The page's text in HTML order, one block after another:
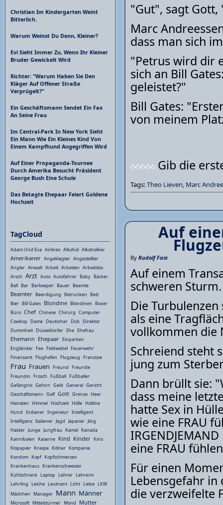
"Gut", sagt
Marc
dass man sich
"Petrus wird dir
sich an Bill
geleistet?"
Bill Gates:
von meinem
Gib die
Tags:Theo Lieven, Marc
Auf
By Rudolf Faix
Auf einem
schweren Sturm.
Die
als eine
vollkommen die
Schreiend steht
jung zum
Dann brüllt sie:
dass meine
hatte Sex in
wie eine FRAU
eine FRAU
Für einen
Lebensgefahr
die verzweifelte
Christian Im Kindergarten Weint
Bitterlich.
Warum Weinst Du Denn, Kleiner?
Evi Sieht Immer Zu, Wenn Ihr Kleiner
Bruder Gewickelt Wird
Richter: "Warum Haben Sie Den
Kläger Auf Offener Straße
Verprügelt?"
Ein Geschäftsmann Sendet Ein Fax
An Seine Frau
Im Central-Park In New York Sieht
Ein Mann Wie Ein Kleines Kind Von
Einem Kampfhund Angegriffen Wird
Auf Einer Propaganda-Tournee
Durch Amerika Besucht Präsident
George Bush Eine Schule
Das Betagte Ehepaar Feiert Goldene
Hochzeit
TagCloud
Adam Und Eva Airlines Alkohol Alkoholiker
Amerikaner Angeklagter Angestellter
Angler Anwalt Arbeit Arbeiten Arbeitslos
Arsch Arzt Auto Autofahrer Baby Bäcker
Ball Bar Barkeeper Bauer Beamte
Beamter Beerdigung Betrunken Bett
Bier Bill Gates Blondine Blondinen Boxer
Büro Chef Chinese Chirurg Computer
Cowboy Dame Deutscher Dick Direktor
Dummheit Düsseldorfer Ehe Ehefrau
Ehemann Ehepaar Einparken
Engländer Fee Feldwebel Feuerwehr
Finanzamt Flughafen Flugzeug Franzose
Frau Frauen Freund Freunde
Freundin Frosch Fußball Fußballer
Gefängnis Gehirn Geld General Gericht
Geschäftsmann Golf Gott Grenze Heer
Heiraten Himmel Hochzeit Hölle Hotline
Hund Indianer Ingenieur Intelligent
Intelligenz Italiener Jagd Japaner Jörg
Haider Junge Jungfrau Kamel Kanada
Kannibalen Kaserne Kind Kinder Kino
Klopapier Kneipe Kölner Kompanie
Kondom Kopf Kopfschmerzen
Krankenhaus Krankenschwester
Kühlschrank Laptop Lehrer Lehrerin
Lehrling Leiche Leutnant Licht Liebe LKW
Mädchen Manager Mann Männer
Microsoft Mittelstürmer Mond Mutter